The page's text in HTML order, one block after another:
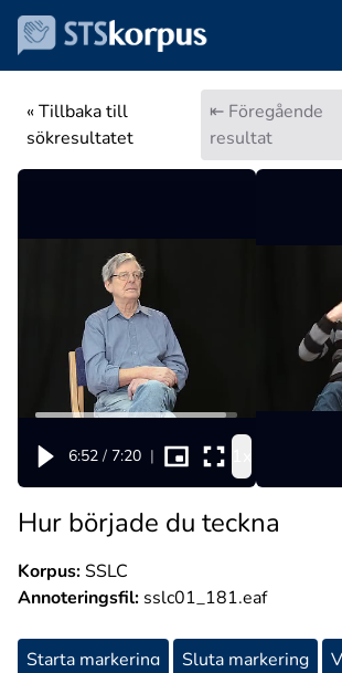
« Tillbaka till
sökresultatet
⇤ Föregående
resultat
6:52 / 7:20 |
Hur började du teckna
Korpus:SSLC
Annoteringsfil: sslc01_181.eaf
Starta markering Sluta markering